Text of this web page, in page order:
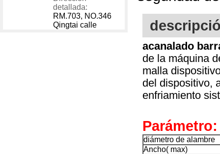
detallada:
RM.703, NO.346
Qingtai calle
acanalado
de la máquina
malla
del dispositivo,
enfriamiento
Parámetro:
diámetro de alambre
Ancho( max)